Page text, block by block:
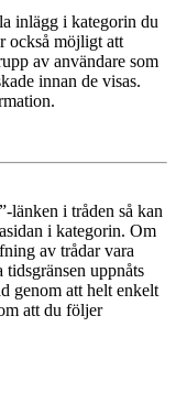
inlägg i kategorin du
också möjligt att
av användare som
innan de visas.
länken i tråden så kan
i kategorin. Om
av trådar vara
uppnåts
genom att helt enkelt
att du följer